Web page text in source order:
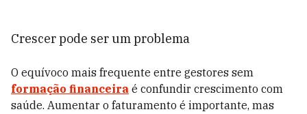
Crescer pode ser um problema
O equívoco mais frequente entre gestores sem
formação financeira é confundir crescimento com
saúde. Aumentar o faturamento é importante, mas